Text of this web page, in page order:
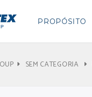
PROPÓSITO
SEM CATEGORIA